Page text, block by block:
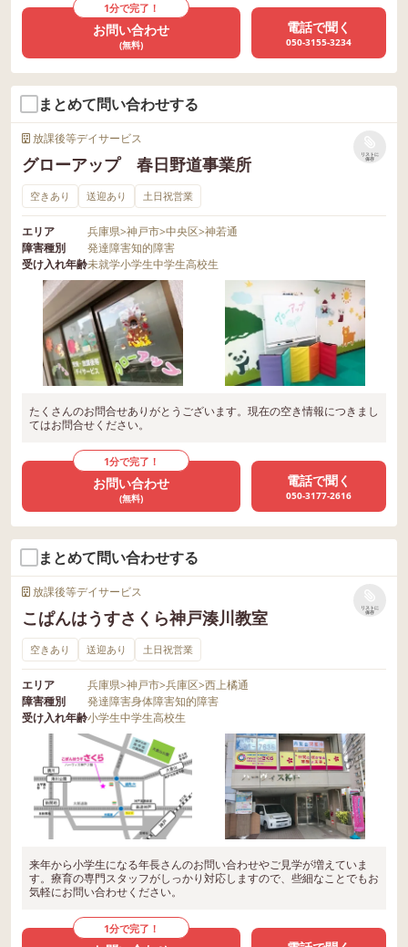
1分で完了！
お問い合わせ
(無料)
電話で聞く
050-3155-3234
まとめて問い合わせする
放課後等デイサービス
グローアップ 春日野道事業所
リストに
保存
空きあり 送迎あり 土日祝営業
エリア 兵庫県>神戸市>中央区>神若通
障害種別
発達障害知的障害
受け入れ年齢未就学小学生中学生高校生
たくさんのお問合せありがとうございます。現在の空き情報につきまし
てはお問合せください。
1分で完了！
お問い合わせ
(無料)
電話で聞く
050-3177-2616
まとめて問い合わせする
放課後等デイサービス
こぱんはうすさくら神戸湊川教室
リストに
保存
空きあり 送迎あり 土日祝営業
エリア 兵庫県>神戸市>兵庫区>西上橘通
障害種別
発達障害身体障害知的障害
受け入れ年齢小学生中学生高校生
来年から小学生になる年長さんのお問い合わせやご見学が増えていま
す。療育の専門スタッフがしっかり対応しますので、些細なことでもお
気軽にお問い合わせください。
1分で完了！